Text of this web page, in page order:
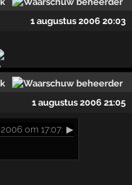
1 augustus 2006 20:03
1 augustus 2006 21:05
om 17:07: ▶